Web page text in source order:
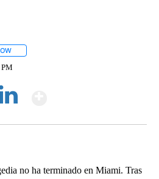
no ha terminado en Miami. Tras